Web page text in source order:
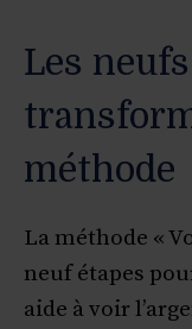
Les
méthode
La méthode «
neuf étapes
aide à voir